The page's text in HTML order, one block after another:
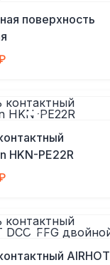
поверхность
HKN-PE22R
AIRHOT